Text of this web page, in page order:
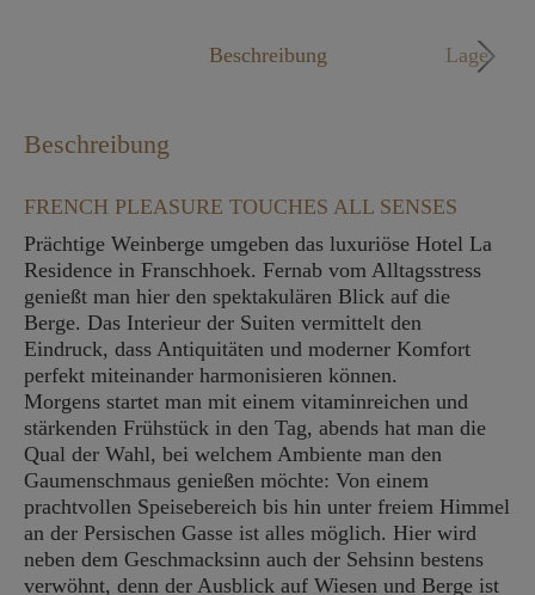
Beschreibung Lage
Beschreibung
FRENCH PLEASURE TOUCHES ALL SENSES
Prächtige Weinberge umgeben das luxuriöse Hotel La
Residence in Franschhoek. Fernab vom Alltagsstress
genießt man hier den spektakulären Blick auf die
Berge. Das Interieur der Suiten vermittelt den
Eindruck, dass Antiquitäten und moderner Komfort
perfekt miteinander harmonisieren können.
Morgens startet man mit einem vitaminreichen und
stärkenden Frühstück in den Tag, abends hat man die
Qual der Wahl, bei welchem Ambiente man den
Gaumenschmaus genießen möchte: Von einem
prachtvollen Speisebereich bis hin unter freiem Himmel
an der Persischen Gasse ist alles möglich. Hier wird
neben dem Geschmacksinn auch der Sehsinn bestens
verwöhnt, denn der Ausblick auf Wiesen und Berge ist